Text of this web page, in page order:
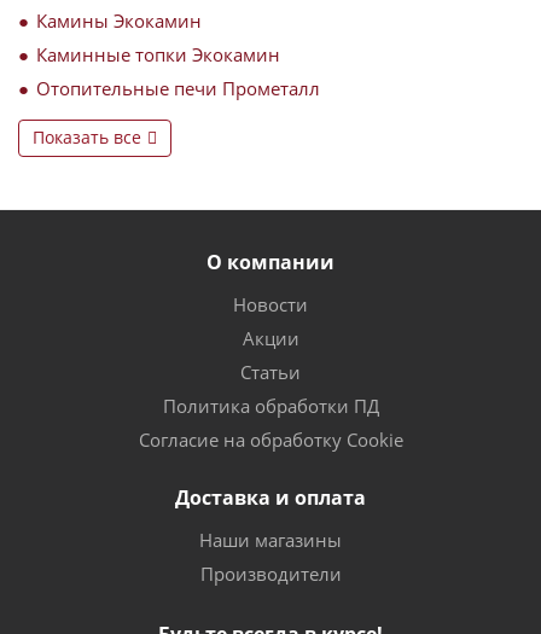
Камины Экокамин
Каминные топки Экокамин
Отопительные печи Прометалл
Показать все
О компании
Новости
Акции
Статьи
Политика обработки ПД
Согласие на обработку Cookie
Доставка и оплата
Наши магазины
Производители